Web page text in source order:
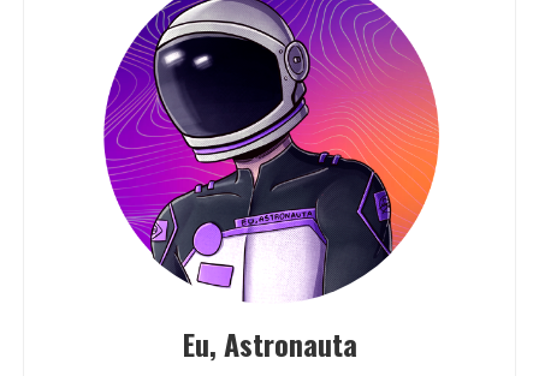
Eu, Astronauta